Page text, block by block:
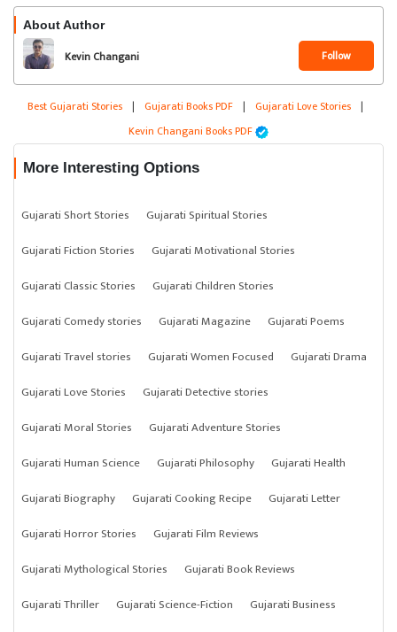
About Author
Kevin Changani Follow
Best Gujarati Stories | Gujarati Books PDF | Gujarati Love Stories |
Kevin Changani Books PDF
More Interesting Options
Gujarati Short Stories
Gujarati Spiritual Stories
Gujarati Fiction Stories
Gujarati Motivational Stories
Gujarati Classic Stories
Gujarati Children Stories
Gujarati Comedy stories
Gujarati Magazine
Gujarati Poems
Gujarati Travel stories
Gujarati Women Focused
Gujarati Drama
Gujarati Love Stories
Gujarati Detective stories
Gujarati Moral Stories
Gujarati Adventure Stories
Gujarati Human Science
Gujarati Philosophy
Gujarati Health
Gujarati Biography
Gujarati Cooking Recipe
Gujarati Letter
Gujarati Horror Stories
Gujarati Film Reviews
Gujarati Mythological Stories
Gujarati Book Reviews
Gujarati Thriller
Gujarati Science-Fiction
Gujarati Business